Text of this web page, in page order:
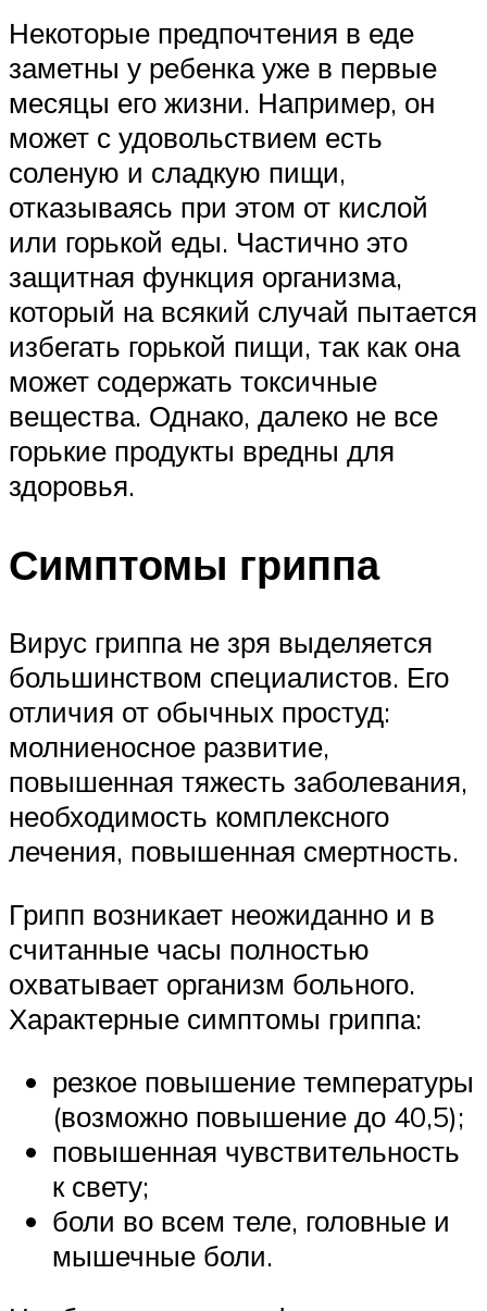
Некоторые предпочтения в еде
заметны у ребенка уже в первые
месяцы его жизни. Например, он
может с удовольствием есть
соленую и сладкую пищи,
отказываясь при этом от кислой
или горькой еды. Частично это
защитная функция организма,
который на всякий случай пытается
избегать горькой пищи, так как она
может содержать токсичные
вещества. Однако, далеко не все
горькие продукты вредны для
здоровья.
Симптомы гриппа
Вирус гриппа не зря выделяется
большинством специалистов. Его
отличия от обычных простуд:
молниеносное развитие,
повышенная тяжесть заболевания,
необходимость комплексного
лечения, повышенная смертность.
Грипп возникает неожиданно и в
считанные часы полностью
охватывает организм больного.
Характерные симптомы гриппа:
резкое повышение температуры
(возможно повышение до 40,5);
повышенная чувствительность
к свету;
боли во всем теле, головные и
мышечные боли.